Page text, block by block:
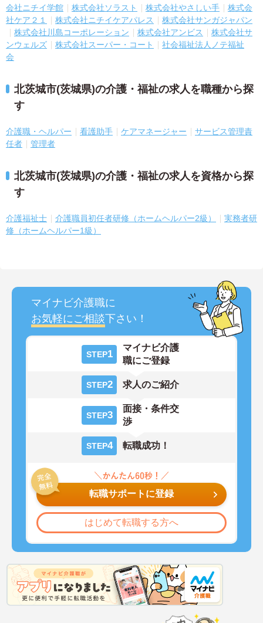
会社ニチイ学館
株式会社ソラスト 株式会社やさしい手
株式会
社ケア２１
株式会社ニチイケアパレス
株式会社サンガジャパン
株式会社川島コーポレーション
株式会社アンビス
株式会社サ
ンウェルズ
株式会社スーパー・コート
社会福祉法人ノテ福祉
会
北茨城市(茨城県)の介護・福祉の求人を職種から探
す
介護職・ヘルパー 看護助手 ケアマネージャー
サービス管理責
任者
管理者
北茨城市(茨城県)の介護・福祉の求人を資格から探
す
介護福祉士 介護職員初任者研修（ホームヘルパー2級）
実務者研
修（ホームヘルパー1級）
マイナビ介護職に
お気軽にご相談下さい！
STEP1
マイナビ介護
職にご登録
STEP2 求人のご紹介
STEP3
面接・条件交
渉
STEP4 転職成功！
転職サポートに登録
はじめて転職する方へ